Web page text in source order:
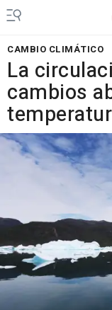
CAMBIO CLIMÁTICO
La
cambios